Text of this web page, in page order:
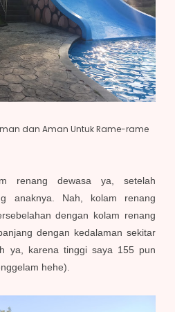
dan Aman Untuk Rame-rame
renang dewasa ya, setelah
anaknya. Nah, kolam renang
dengan kolam renang
dengan kedalaman sekitar
ya, karena tinggi saya 155 pun
hehe).